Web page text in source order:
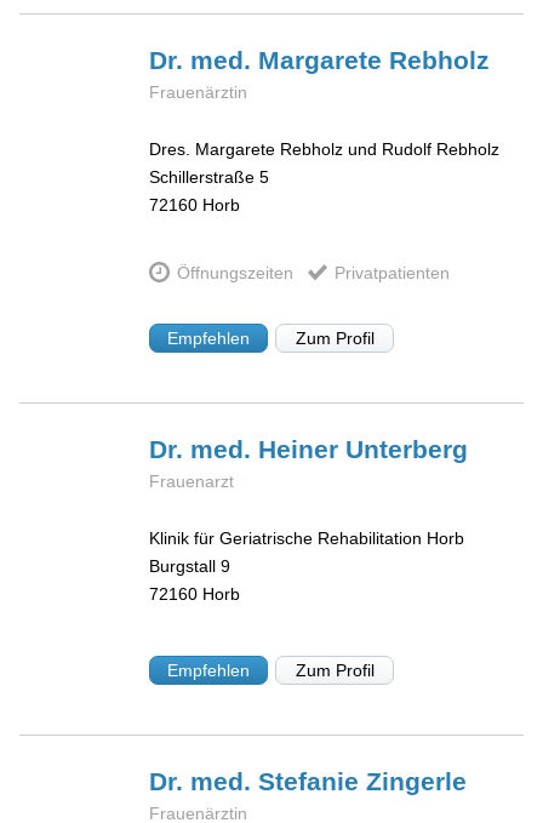
Dr. med. Margarete Rebholz
Frauenärztin
Dres. Margarete Rebholz und Rudolf Rebholz
Schillerstraße 5
72160 Horb
Öffnungszeiten Privatpatienten
Empfehlen Zum Profil
Dr. med. Heiner Unterberg
Frauenarzt
Klinik für Geriatrische Rehabilitation Horb
Burgstall 9
72160 Horb
Empfehlen Zum Profil
Dr. med. StefanieZingerle
Frauenärztin